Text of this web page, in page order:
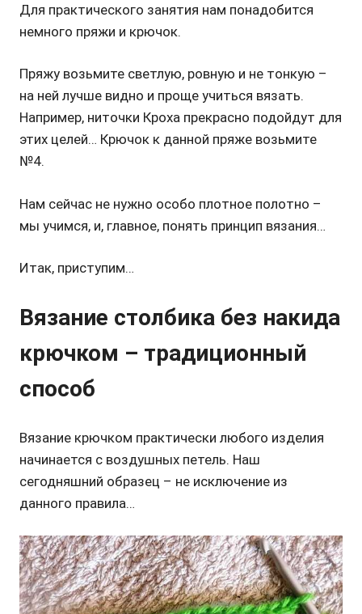
Для практического занятия нам понадобится
немного пряжи и крючок.
Пряжу возьмите светлую, ровную и не тонкую –
на ней лучше видно и проще учиться вязать.
Например, ниточки Кроха прекрасно подойдут для
этих целей… Крючок к данной пряже возьмите
№4.
Нам сейчас не нужно особо плотное полотно –
мы учимся, и, главное, понять принцип вязания…
Итак, приступим…
Вязание столбика без накида
крючком – традиционный
способ
Вязание крючком практически любого изделия
начинается с воздушных петель. Наш
сегодняшний образец – не исключение из
данного правила…